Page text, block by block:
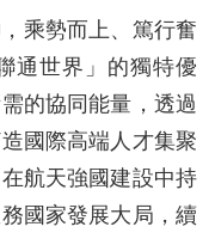
乘勢而上、篤行奮
通世界」的獨特優
的協同能量，透過
國際高端人才集聚
航天強國建設中持
國家發展大局，續